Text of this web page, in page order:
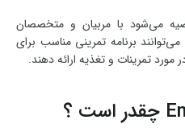
می‌شود با مربیان و متخصصان
برنامه تمرینی مناسب برای
مورد تمرینات و تغذیه ارائه دهند.